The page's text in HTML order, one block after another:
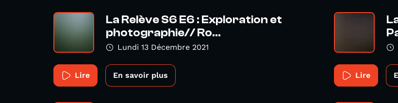
La Relève S6 E6 : Exploration et
photographie// Ro...
Lundi 13 Décembre 2021
Lire En savoir plus Lire